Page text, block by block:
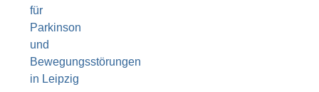
für
Parkinson
und
Bewegungsstörungen
in Leipzig